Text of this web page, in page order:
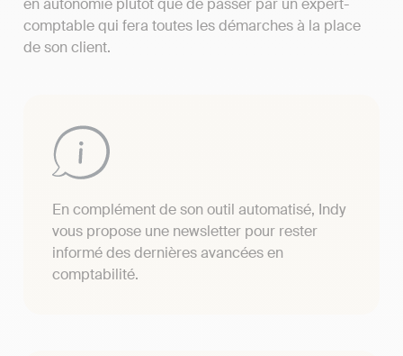
en autonomie plutôt que de passer par un expert-
comptable qui fera toutes les démarches à la place
de son client.
En complément de son outil automatisé, Indy
vous propose une newsletter pour rester
informé des dernières avancées en
comptabilité.